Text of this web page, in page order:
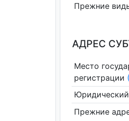
Прежние
АДРЕС
Место
регистрации
Прежние